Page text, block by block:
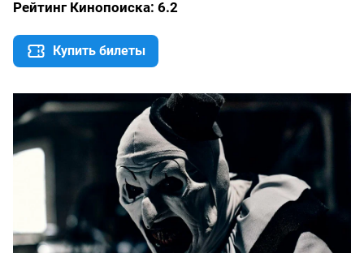
Рейтинг Кинопоиска: 6.2
Купить билеты